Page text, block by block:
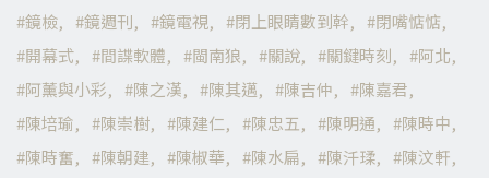
鏡檢
鏡週刊 鏡電視 閉上眼睛數到幹
閉嘴惦惦
開幕式
間諜軟體 閩南狼 關說 關鍵時刻
阿北
阿薰與小彩
陳之漢 陳其邁 陳吉仲
陳嘉君
陳培瑜
陳崇樹 陳建仁 陳忠五 陳明通
陳時中
陳時奮
陳朝建 陳椒華 陳水扁 陳汘瑈
陳汶軒